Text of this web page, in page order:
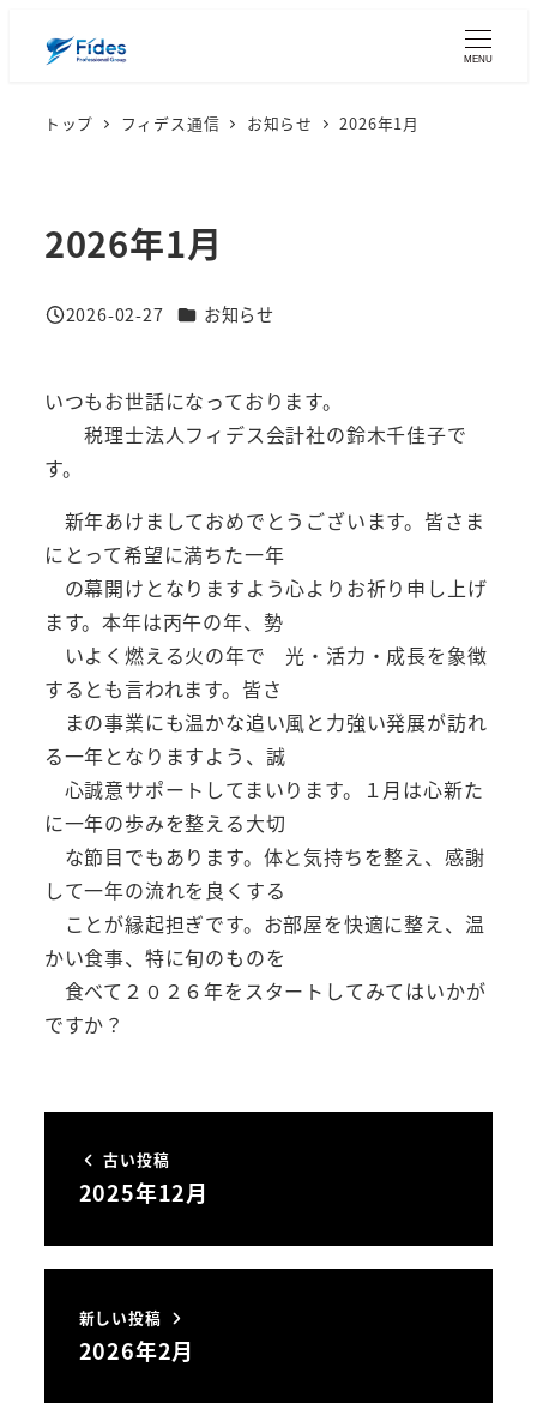
MENU
トップ フィデス通信 お知らせ 2026年1月
2026年1月
投稿日
2026-02-27 カテゴリー
お知らせ
いつもお世話になっております。
税理士法人フィデス会計社の鈴木千佳子で
す。
新年あけましておめでとうございます。皆さま
にとって希望に満ちた一年
の幕開けとなりますよう心よりお祈り申し上げ
ます。本年は丙午の年、勢
いよく燃える火の年で 光・活力・成長を象徴
するとも言われます。皆さ
まの事業にも温かな追い風と力強い発展が訪れ
る一年となりますよう、誠
心誠意サポートしてまいります。１月は心新た
に一年の歩みを整える大切
な節目でもあります。体と気持ちを整え、感謝
して一年の流れを良くする
ことが縁起担ぎです。お部屋を快適に整え、温
かい食事、特に旬のものを
食べて２０２６年をスタートしてみてはいかが
ですか？
古い投稿
2025年12月
新しい投稿
2026年2月